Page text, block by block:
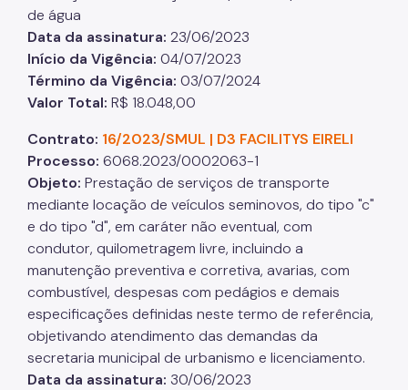
de água
Data da assinatura: 23/06/2023
Início da Vigência: 04/07/2023
Término da Vigência: 03/07/2024
Valor Total: R$ 18.048,00
Contrato: 16/2023/SMUL | D3 FACILITYS EIRELI
Processo: 6068.2023/0002063-1
Objeto: Prestação de serviços de transporte
mediante locação de veículos seminovos, do tipo "c"
e do tipo "d", em caráter não eventual, com
condutor, quilometragem livre, incluindo a
manutenção preventiva e corretiva, avarias, com
combustível, despesas com pedágios e demais
especificações definidas neste termo de referência,
objetivando atendimento das demandas da
secretaria municipal de urbanismo e licenciamento.
Data da assinatura: 30/06/2023